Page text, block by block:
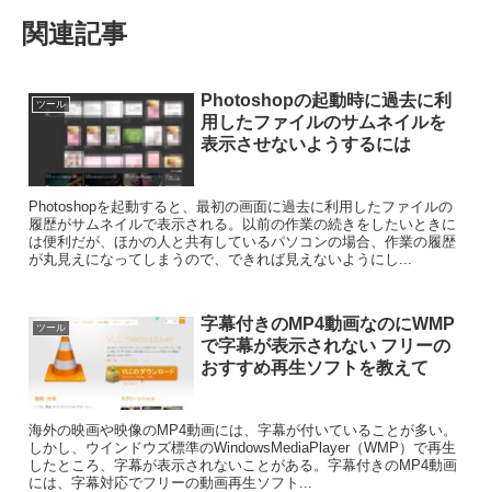
関連記事
ツール
Photoshopの起動時に過去に利
用したファイルのサムネイルを
表示させないようするには
Photoshopを起動すると、最初の画面に過去に利用したファイルの
履歴がサムネイルで表示される。以前の作業の続きをしたいときに
は便利だが、ほかの人と共有しているパソコンの場合、作業の履歴
が丸見えになってしまうので、できれば見えないようにし...
ツール
字幕付きのMP4動画なのにWMP
で字幕が表示されない フリーの
おすすめ再生ソフトを教えて
海外の映画や映像のMP4動画には、字幕が付いていることが多い。
しかし、ウインドウズ標準のWindowsMediaPlayer（WMP）で再生
したところ、字幕が表示されないことがある。字幕付きのMP4動画
には、字幕対応でフリーの動画再生ソフト...